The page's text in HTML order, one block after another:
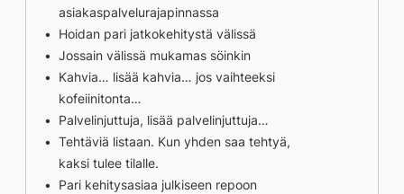
asiakaspalvelurajapinnassa
Hoidan pari jatkokehitystä välissä
Jossain välissä mukamas söinkin
Kahvia… lisää kahvia… jos vaihteeksi
kofeiinitonta…
Palvelinjuttuja, lisää palvelinjuttuja…
Tehtäviä listaan. Kun yhden saa tehtyä,
kaksi tulee tilalle.
Pari kehitysasiaa julkiseen repoon